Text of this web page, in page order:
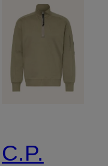
C.P.